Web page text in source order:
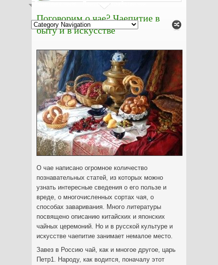
Рецепты с чаем Полезные свойства чая
Поговорим о чае? Чаепитие в
быту и в искусстве
О чае написано огромное количество
познавательных статей, из которых можно
узнать интересные сведения о его пользе и
вреде, о многочисленных сортах чая, о
способах заваривания. Много литературы
посвящено описанию китайских и японских
чайных церемоний. Но и в русской культуре и
искусстве чаепитие занимает немалое место.
Завез в Россию чай, как и многое другое, царь
Петр1. Народу, как водится, поначалу этот